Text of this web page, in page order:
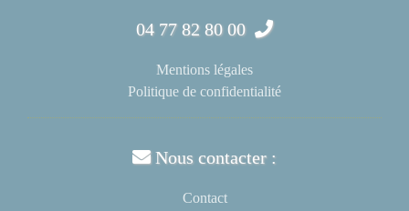
04 77 82 80 00
Mentions légales
Politique de confidentialité
Nous contacter :
Contact